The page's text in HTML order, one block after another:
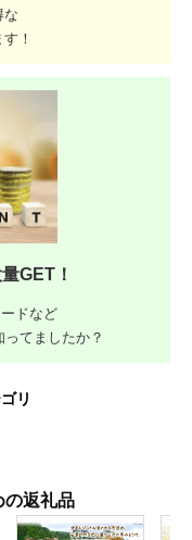
な
！
GET！
ドなど
てましたか？
リ
の返礼品